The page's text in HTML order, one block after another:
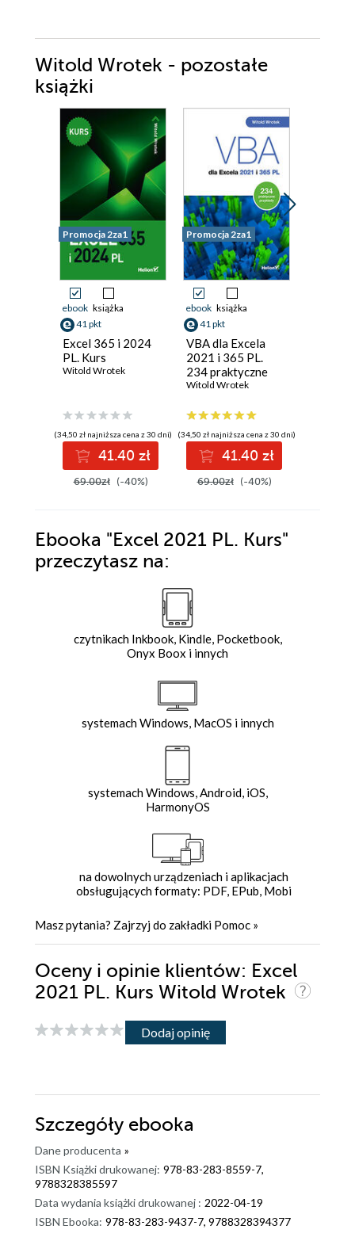
Witold Wrotek - pozostałe
książki
Promocja 2za1
ebook książka
41 pkt
Excel 365 i 2024
PL. Kurs
Witold Wrotek
(34,50 zł najniższa cena z 30 dni)
41.40 zł
69.00zł (-40%)
Promocja 2za1
ebook książka
41 pkt
VBA dla Excela
2021 i 365 PL.
234 praktyczne
przykłady
Witold Wrotek
(34,50 zł najniższa cena z 30 dni)
41.40 zł
69.00zł (-40%)
Ebooka "Excel 2021 PL. Kurs"
przeczytasz na:
czytnikach Inkbook, Kindle, Pocketbook,
Onyx Boox i innych
systemach Windows, MacOS i innych
systemach Windows, Android, iOS,
HarmonyOS
na dowolnych urządzeniach i aplikacjach
obsługujących formaty: PDF, EPub, Mobi
Masz pytania? Zajrzyj do zakładki Pomoc »
Oceny i opinie klientów: Excel
2021 PL. Kurs Witold Wrotek
Dodaj opinię
Szczegóły ebooka
Dane producenta »
ISBN Książki drukowanej: 978-83-283-8559-7,
9788328385597
Data wydania książki drukowanej : 2022-04-19
ISBN Ebooka: 978-83-283-9437-7, 9788328394377